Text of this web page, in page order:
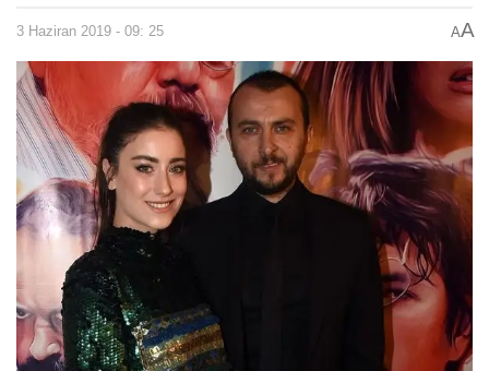
3 Haziran 2019 - 09: 25 AA